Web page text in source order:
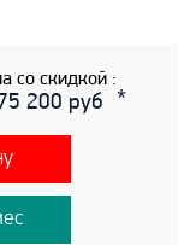
со скидкой :
200 руб